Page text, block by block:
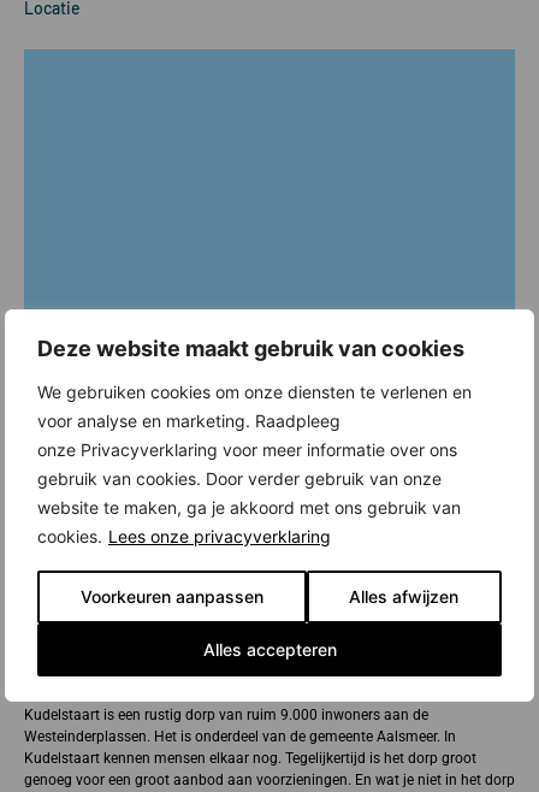
Deze website maakt gebruik van cookies
We gebruiken cookies om onze diensten te verlenen en
voor analyse en marketing. Raadpleeg
onze Privacyverklaring voor meer informatie over ons
gebruik van cookies. Door verder gebruik van onze
website te maken, ga je akkoord met ons gebruik van
cookies. Lees onze privacyverklaring
Voorkeuren aanpassen Alles afwijzen
Alles accepteren
Locatie
Nieuwbouw in Kudelstaart
Kudelstaart is een rustig dorp van ruim 9.000 inwoners aan de
Westeinderplassen. Het is onderdeel van de gemeente Aalsmeer. In
Kudelstaart kennen mensen elkaar nog. Tegelijkertijd is het dorp groot
genoeg voor een groot aanbod aan voorzieningen. En wat je niet in het dorp